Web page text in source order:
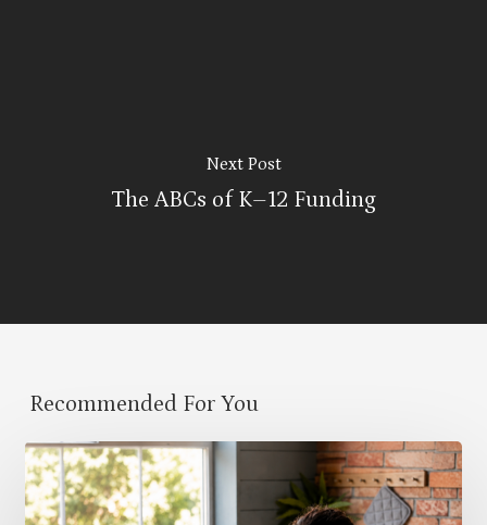
Next Post
The ABCs of K–12 Funding
Recommended For You